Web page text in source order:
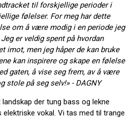
til forskjellige perioder i
følelser. For meg har dette
om å være modig i en periode jeg
er veldig spent på hvordan
imot, men jeg håper de kan bruke
kan inspirere og skape en følelse
gaten, å vise seg frem, av å være
stole på seg selv!» - DAGNY
der tung bass og lekne
vokal. Vi tas med til trange